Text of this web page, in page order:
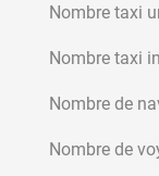
Nombre taxi
Nombre taxi
Nombre de
Nombre de